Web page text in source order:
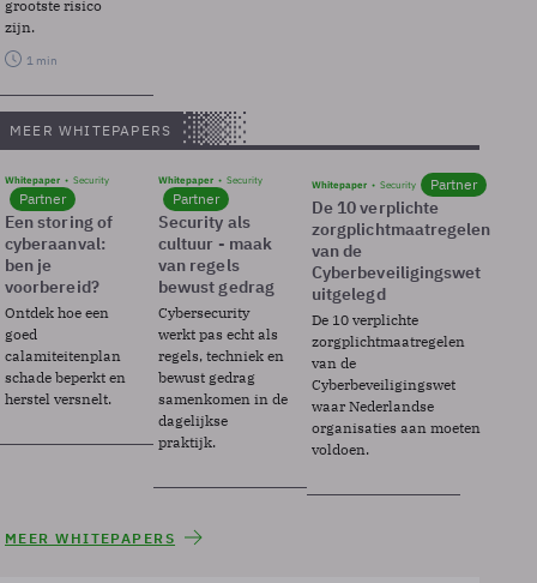
grootste risico
zijn.
1 min
MEER WHITEPAPERS
Whitepaper Security
Partner
Een storing of
cyberaanval:
ben je
voorbereid?
Ontdek hoe een
goed
calamiteitenplan
schade beperkt en
herstel versnelt.
Whitepaper Security
Partner
Security als
cultuur - maak
van regels
bewust gedrag
Cybersecurity
werkt pas echt als
regels, techniek en
bewust gedrag
samenkomen in de
dagelijkse
praktijk.
Whitepaper Security Partner
De 10 verplichte
zorgplichtmaatregelen
van de
Cyberbeveiligingswet
uitgelegd
De 10 verplichte
zorgplichtmaatregelen
van de
Cyberbeveiligingswet
waar Nederlandse
organisaties aan moeten
voldoen.
MEER WHITEPAPERS